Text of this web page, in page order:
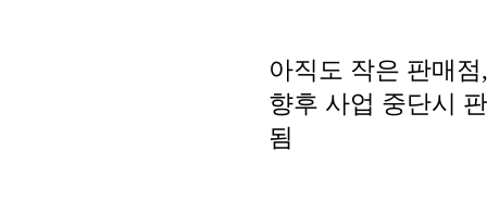
아직도 작은 판매
향후 사업 중단시
됨